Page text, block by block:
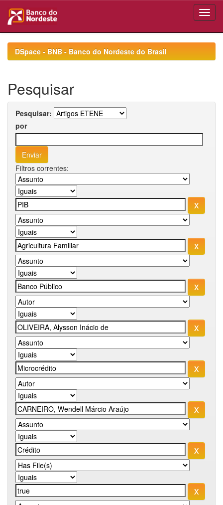
navigationDSpace - BNB - Banco do Nordeste do Brasil
Pesquisar
Pesquisar:
por
Filtros correntes: